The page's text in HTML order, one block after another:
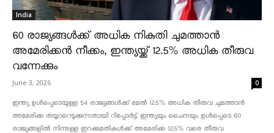
India
60 രാജ്യങ്ങൾക്ക് അധിക നികുതി ചുമത്താൻ
അമേരിക്കൻ നീക്കം, ഇന്ത്യയ്ക്ക് 12.5% അധിക തീരുവ
വന്നേക്കും
June 3, 2026 0
ഇന്ത്യ ഉൾപ്പെടെയുള്ള 54 രാജ്യങ്ങൾക്ക് മേൽ 12.5% അധിക തീരുവ ചുമത്താൻ
അമേരിക്ക തയ്യാറെടുക്കുന്നതായി റിപ്പോർട്ട്. ഇന്ത്യയും ചൈനയും ഉൾപ്പെടെ 60
രാജ്യങ്ങളിൽ നിന്നുള്ള ഇറക്കുമതികൾക്ക് അമേരിക്ക 12.5% ​​വരെ തീരുവ